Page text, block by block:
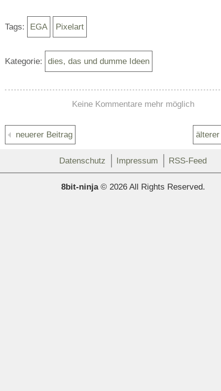
Tags: EGA Pixelart
Kategorie: dies, das und dumme Ideen
Keine Kommentare mehr möglich
neuerer Beitrag
Datenschutz Impressum RSS-Feed
8bit-ninja© 2026 All Rights Reserved.